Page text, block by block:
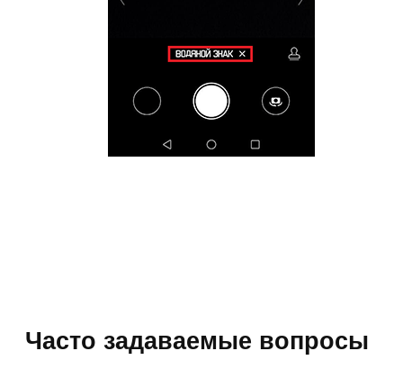
Часто задаваемые вопросы